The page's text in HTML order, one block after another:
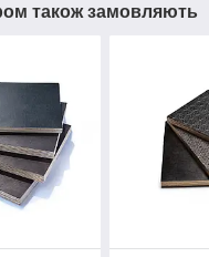
також замовляють